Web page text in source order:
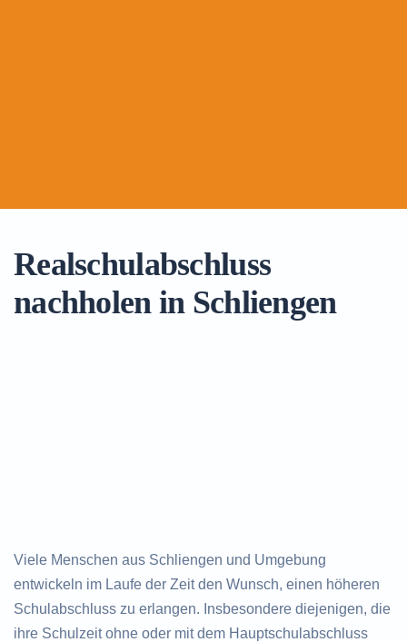
Realschulabschluss
nachholen in Schliengen
Viele Menschen aus Schliengen und Umgebung
entwickeln im Laufe der Zeit den Wunsch, einen höheren
Schulabschluss zu erlangen. Insbesondere diejenigen, die
ihre Schulzeit ohne oder mit dem Hauptschulabschluss